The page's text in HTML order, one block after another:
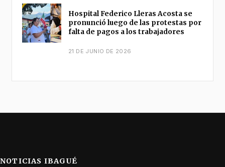
Hospital Federico Lleras Acosta se
pronunció luego de las protestas por
falta de pagos a los trabajadores
21 DE JUNIO DE 2026
NOTICIAS IBAGUÉ